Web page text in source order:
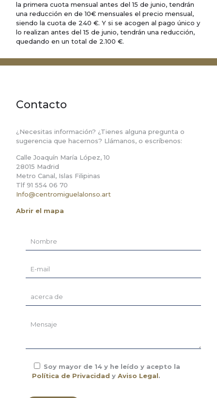
la primera cuota mensual antes del 15 de junio, tendrán
una reducción en de 10€ mensuales el precio mensual,
siendo la cuota de 240 €. Y si se acogen al pago único y
lo realizan antes del 15 de junio, tendrán una reducción,
quedando en un total de 2.100 €.
Contacto
¿Necesitas información? ¿Tienes alguna pregunta o
sugerencia que hacernos? Llámanos, o escríbenos:
Calle Joaquín María López, 10
28015 Madrid
Metro Canal, Islas Filipinas
Tlf 91 554 06 70
Info@centromiguelalonso.art
Abrir el mapa
Soy mayor de 14 y he leído y acepto la
Política de Privacidad y Aviso Legal.